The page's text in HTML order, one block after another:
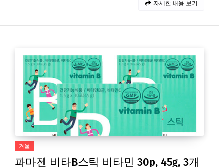
자세한 내용 보기
겨울
파마젠 비타B스틱 비타민 30p, 45g, 3개